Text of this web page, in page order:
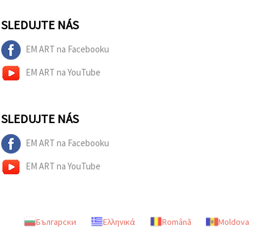
SLEDUJTE NÁS
EM ART na Facebooku
EM ART na YouTube
SLEDUJTE NÁS
EM ART na Facebooku
EM ART na YouTube
Български Ελληνικά Română Moldova